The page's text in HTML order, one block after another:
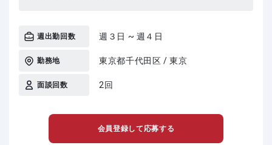
週出勤回数 週３日 ~ 週４日
勤務地 東京都千代田区 / 東京
面談回数 2回
会員登録して応募する